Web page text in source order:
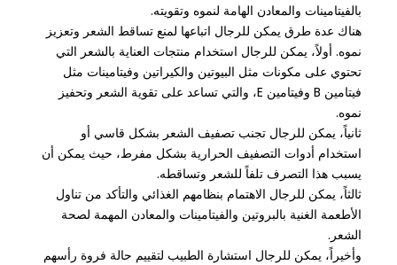
بالفيتامينات والمعادن الهامة لنموه وتقويته.
هناك عدة طرق يمكن للرجال اتباعها لمنع تساقط الشعر وتعزيز
نموه. أولاً، يمكن للرجال استخدام منتجات العناية بالشعر التي
تحتوي على مكونات مثل البيوتين والكيراتين وفيتامينات مثل
فيتامين B وفيتامين E، والتي تساعد على تقوية الشعر وتحفيز
نموه.
ثانياً، يمكن للرجال تجنب تصفيف الشعر بشكل قاسي أو
استخدام أدوات التصفيف الحرارية بشكل مفرط، حيث يمكن أن
يسبب هذا التصرف تلفاً للشعر وتساقطه.
ثالثاً، يمكن للرجال الاهتمام بنظامهم الغذائي والتأكد من تناول
الأطعمة الغنية بالبروتين والفيتامينات والمعادن المهمة لصحة
الشعر.
وأخيراً، يمكن للرجال استشارة الطبيب لتقييم حالة فروة رأسهم